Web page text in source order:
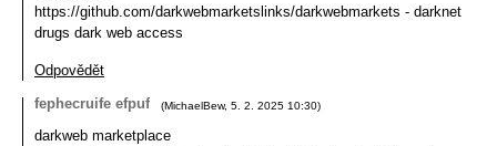
https://github.com/darkwebmarketslinks/darkwebmarkets - darknet
drugs dark web access
Odpovědět
fephecruife efpuf
(MichaelBew, 5. 2. 2025 10:30)
darkweb marketplace